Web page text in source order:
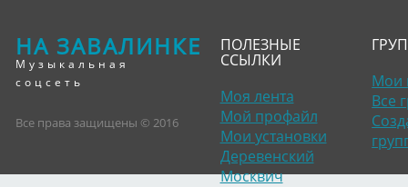
НА ЗАВАЛИНКЕ
Музыкальная
соцсеть
Все права защищены © 2016
ПОЛЕЗНЫЕ
ССЫЛКИ
Моя лента
Мой профайл
Мои установки
Деревенский
Москвич
Мои
Все